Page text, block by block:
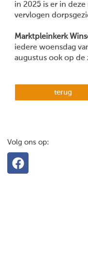
in 2025 is er in
vervlogen
Marktpleinkerk
iedere woensdag
augustus ook op de
terug
Volg ons op: